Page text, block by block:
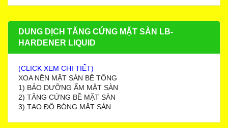
DUNG DỊCH TĂNG CỨNG MẶT SÀN LB-
HARDENER LIQUID
(CLICK XEM CHI TIẾT)
XOA NỀN MẶT SÀN BÊ TÔNG
1) BẢO DƯỠNG ẨM MẶT SÀN
2) TĂNG CỨNG BỀ MẶT SÀN
3) TẠO ĐỘ BÓNG MẶT SÀN